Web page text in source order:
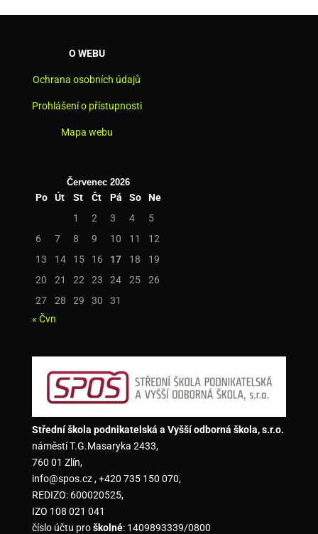
O WEBU
Ochrana osobních údajů
Prohlášení o přístupnosti
Mapa webu
Červenec 2026
Po Út St Čt Pá So
Ne
1
2 3 4
5
6
7 8 9 10 11
12
13
14 15 16 17 18
19
20
21 22 23 24 25
26
27
28 29 30
31
« Čvn
Střední škola podnikatelská a Vyšší odborná škola, s.r.o.
náměstí T.G.Masaryka 2433,
760 01 Zlín,
info@spos.cz , +420 735 150 070,
REDIZO: 600020525,
IZO 108 021 041
číslo účtu proškolné: 1409893339/0800